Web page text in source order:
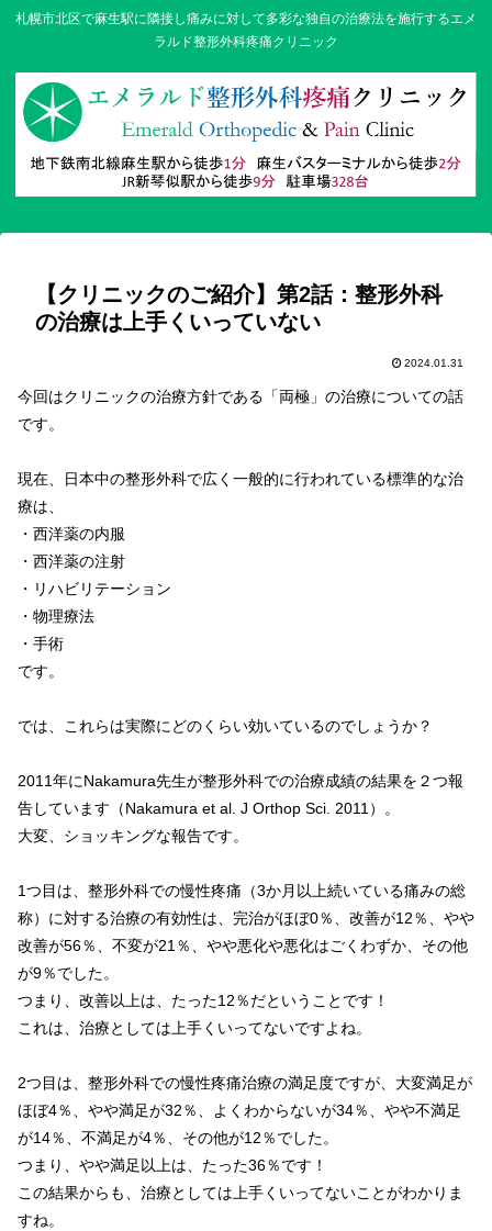
札幌市北区で麻生駅に隣接し痛みに対して多彩な独自の治療法を施行するエメ
ラルド整形外科疼痛クリニック
【クリニックのご紹介】第2話：整形外科
の治療は上手くいっていない
2024.01.31
今回はクリニックの治療方針である「両極」の治療についての話
です。
現在、日本中の整形外科で広く一般的に行われている標準的な治
療は、
・西洋薬の内服
・西洋薬の注射
・リハビリテーション
・物理療法
・手術
です。
では、これらは実際にどのくらい効いているのでしょうか？
2011年にNakamura先生が整形外科での治療成績の結果を２つ報
告しています（Nakamura et al. J Orthop Sci. 2011）。
大変、ショッキングな報告です。
1つ目は、整形外科での慢性疼痛（3か月以上続いている痛みの総
称）に対する治療の有効性は、完治がほぼ0％、改善が12％、やや
改善が56％、不変が21％、やや悪化や悪化はごくわずか、その他
が9％でした。
つまり、改善以上は、たった12％だということです！
これは、治療としては上手くいってないですよね。
2つ目は、整形外科での慢性疼痛治療の満足度ですが、大変満足が
ほぼ4％、やや満足が32％、よくわからないが34％、やや不満足
が14％、不満足が4％、その他が12％でした。
つまり、やや満足以上は、たった36％です！
この結果からも、治療としては上手くいってないことがわかりま
すね。